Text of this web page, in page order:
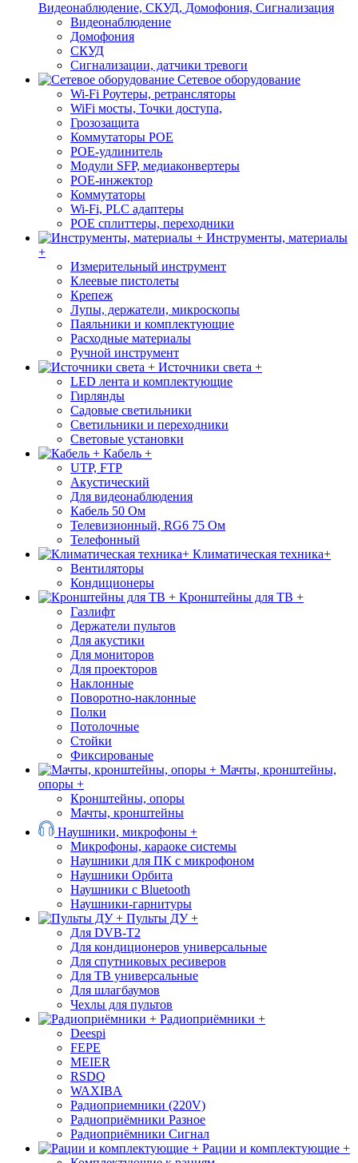
Видеонаблюдение, СКУД, Домофония, Сигнализация
Видеонаблюдение
Домофония
СКУД
Сигнализации, датчики тревоги
Сетевое оборудование
Wi-Fi Роутеры, ретрансляторы
WiFi мосты, Точки доступа,
Грозозащита
Коммутаторы POE
POE-удлинитель
Модули SFP, медиаконвертеры
POE-инжектор
Коммутаторы
Wi-Fi, PLC адаптеры
POE сплиттеры, переходники
Инструменты, материалы
+
Измерительный инструмент
Клеевые пистолеты
Крепеж
Лупы, держатели, микроскопы
Паяльники и комплектующие
Расходные материалы
Ручной инструмент
Источники света +
LED лента и комплектующие
Гирлянды
Садовые светильники
Светильники и переходники
Световые установки
Кабель +
UTP, FTP
Акустический
Для видеонаблюдения
Кабель 50 Ом
Телевизионный, RG6 75 Ом
Телефонный
Климатическая техника+
Вентиляторы
Кондиционеры
Кронштейны для ТВ +
Газлифт
Держатели пультов
Для акустики
Для мониторов
Для проекторов
Наклонные
Поворотно-наклонные
Полки
Потолочные
Стойки
Фиксированые
Мачты, кронштейны,
опоры +
Кронштейны, опоры
Мачты, кронштейны
Наушники, микрофоны +
Микрофоны, караоке системы
Наушники для ПК с микрофоном
Наушники Орбита
Наушники с Bluetooth
Наушники-гарнитуры
Пульты ДУ +
Для DVB-T2
Для кондиционеров универсальные
Для спутниковых ресиверов
Для ТВ универсальные
Для шлагбаумов
Чехлы для пультов
Радиоприёмники +
Deespi
FEPE
MEIER
RSDQ
WAXIBA
Радиоприемники (220V)
Радиоприёмники Разное
Радиоприёмники Сигнал
Рации и комплектующие +